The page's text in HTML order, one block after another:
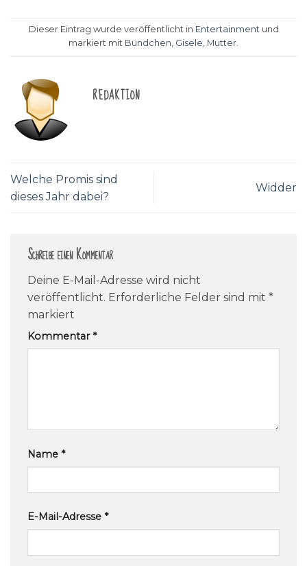
Dieser Eintrag wurde veröffentlicht in Entertainment und
markiert mit Bündchen Gisele Mutter
REDAKTION
Welche Promis sind
dieses Jahr dabei?
Widder
Schreibe einen Kommentar
Deine E-Mail-Adresse wird nicht
veröffentlicht. Erforderliche Felder sind mit *
markiert
Kommentar*
Name *
E-Mail-Adresse *